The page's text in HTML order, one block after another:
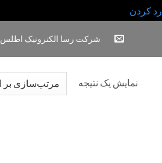
رد کردن
شرکت رسا الکترونیک اطلس
نمایش یک نتیجه